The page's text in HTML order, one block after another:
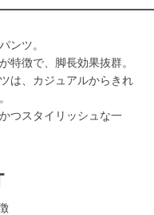
ンツ。
特徴で、脚長効果抜群。
は、カジュアルからきれ
つスタイリッシュな一